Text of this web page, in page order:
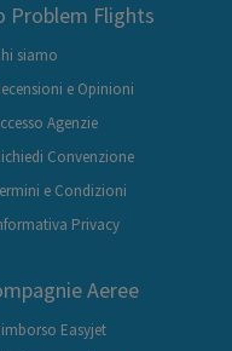
Problem Flights
siamo
e Opinioni
Agenzie
Convenzione
e Condizioni
Privacy
Aeree
Easyjet